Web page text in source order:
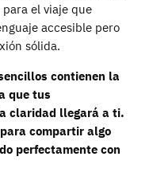
el viaje que
accesible pero
sólida.
contienen la
que tus
claridad llegará a ti.
compartir algo
perfectamente con